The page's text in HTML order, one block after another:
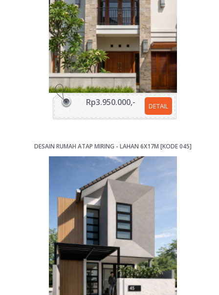
DETAIL
Rp3.950.000,-
DESAIN RUMAH ATAP MIRING - LAHAN 6X17M [KODE 045]